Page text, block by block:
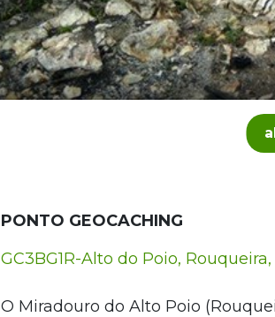
PONTO GEOCACHING
GC3BG1R-Alto do Poio,
O Miradouro do Alto Poio